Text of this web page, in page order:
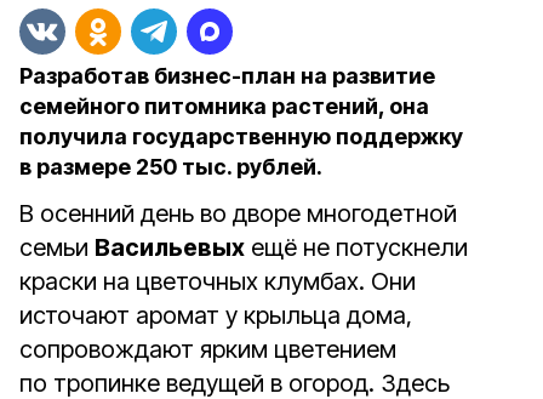
Разработав бизнес-план на развитие
семейного питомника растений, она
получила государственную поддержку
в размере 250 тыс. рублей.
В осенний день во дворе многодетной
семьи Васильевых ещё не потускнели
краски на цветочных клумбах. Они
источают аромат у крыльца дома,
сопровождают ярким цветением
по тропинке ведущей в огород. Здесь